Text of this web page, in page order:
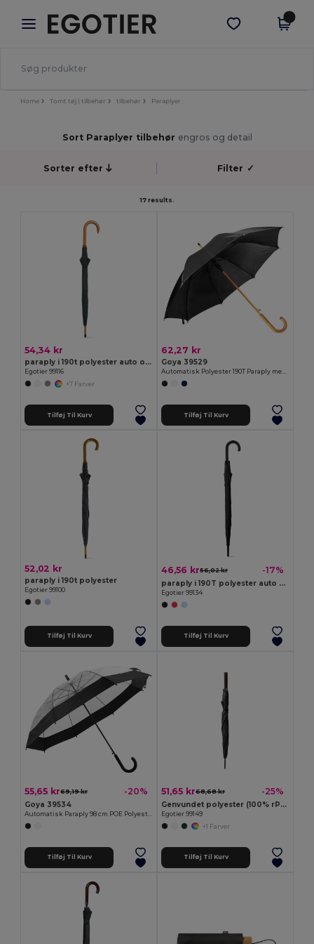
× Egotier-app
Bedre priser i appen!
Hent app
Home Tomt tøj | tilbehør tilbehør Paraplyer
Sort Paraplyer tilbehør engros og detail
Sorter efter Filter ✓
17 results.
54,34 kr
paraply i 190t polyester auto open
Egotier 99116
+7 Farver
Tilføj Til Kurv
62,27 kr
Goya 39529
Automatisk Polyester 190T Paraply med Træhåndtag CLOUDY
Tilføj Til Kurv
52,02 kr
paraply i 190t polyester
Egotier 99100
Tilføj Til Kurv
46,56 kr56,02 kr -17%
paraply i 190T polyester auto open
Egotier 99134
Tilføj Til Kurv
55,65 kr69,19 kr -20%
Goya 39534
Tilføj Til Kurv
51,65 kr68,68 kr -25%
Genvundet polyester (100% rPET) pongee paraply
Egotier 99149
+1 Farver
Tilføj Til Kurv